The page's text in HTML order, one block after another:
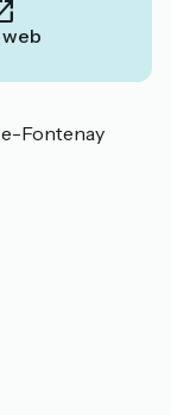
Fontenay